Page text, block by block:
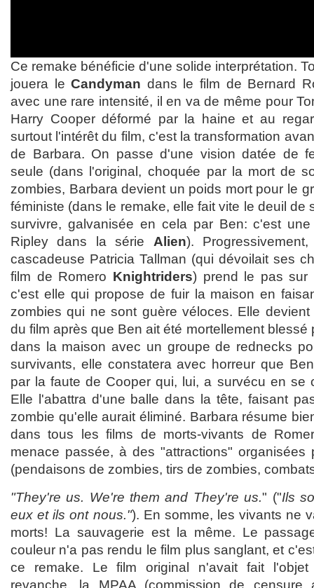
Ce remake bénéficie d'une solide interprétation.
jouera leCandyman dans le film de Bernard
avec une rare intensité, il en va de même pour
Harry Cooper déformé par la haine et au
surtout l'intérêt du film, c'est la transformation
de Barbara. On passe d'une vision datée de
seule (dans l'original, choquée par la mort de
zombies, Barbara devient un poids mort pour le
féministe (dans le remake, elle fait vite le deuil de
survivre, galvanisée en cela par Ben: c'est
Ripley dans la série Alien).
cascadeuse Patricia Tallman (qui dévoilait ses
film de Romero Knightriders) prend le pas sur
c'est elle qui propose de fuir la maison en
zombies qui ne sont guère véloces. Elle
du film après que Ben ait été mortellement blessé
dans la maison avec un groupe de rednecks
survivants, elle constatera avec horreur que
par la faute de Cooper qui, lui, a survécu en se
Elle l'abattra d'une balle dans la tête, faisant
zombie qu'elle aurait éliminé. Barbara résume
dans tous les films de morts-vivants de
menace passée, à des "attractions" organisées
(pendaisons de zombies, tirs de zombies,
"They're us. We're them and They're us." ("Ils
eux et ils ont nous."). En somme, les vivants ne
morts! La sauvagerie est la même. Le
couleur n'a pas rendu le film plus sanglant, et
ce remake. Le film original n'avait fait l'objet
revanche, la MPAA (commission de censure